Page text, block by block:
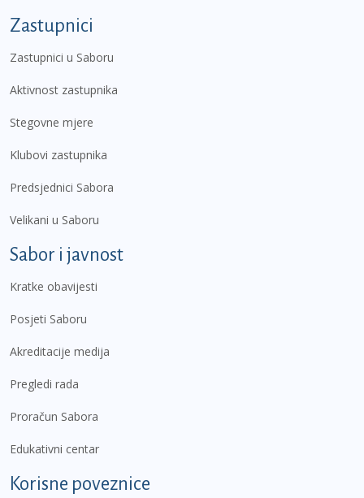
Zastupnici
Zastupnici u Saboru
Aktivnost zastupnika
Stegovne mjere
Klubovi zastupnika
Predsjednici Sabora
Velikani u Saboru
Sabor i javnost
Kratke obavijesti
Posjeti Saboru
Akreditacije medija
Pregledi rada
Proračun Sabora
Edukativni centar
Korisne poveznice